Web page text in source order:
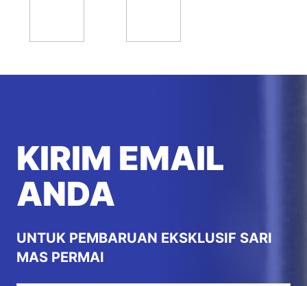
KIRIM EMAIL
ANDA
UNTUK PEMBARUAN EKSKLUSIF SARI
MAS PERMAI